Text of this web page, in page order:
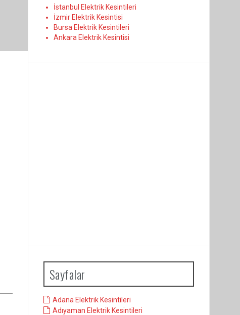
İstanbul Elektrik Kesintileri
İzmir Elektrik Kesintisi
Bursa Elektrik Kesintileri
Ankara Elektrik Kesintisi
Sayfalar
Adana Elektrik Kesintileri
Adıyaman Elektrik Kesintileri